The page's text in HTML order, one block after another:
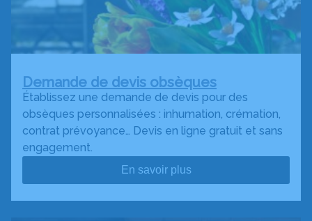
Demande de devis obsèques
Établissez une demande de devis pour des
obsèques personnalisées : inhumation, crémation,
contrat prévoyance… Devis en ligne gratuit et sans
engagement.
En savoir plus